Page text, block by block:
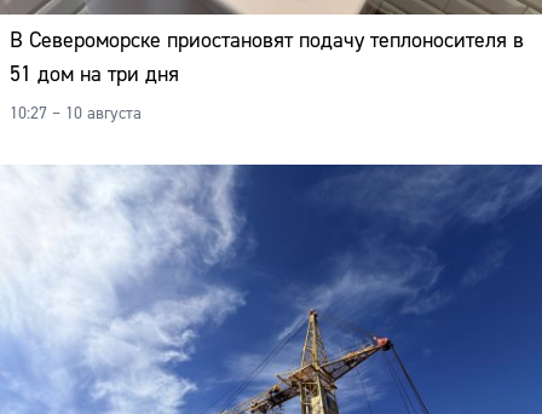
В Североморске приостановят подачу теплоносителя в
51 дом на три дня
10:27 – 10 августа